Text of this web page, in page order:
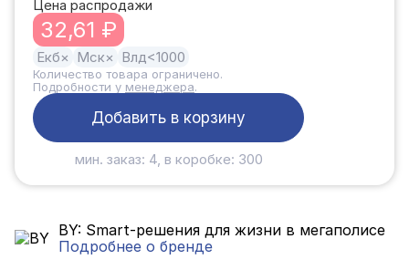
Цена распродажи
32,61 ₽
Екб× Мск× Влд<1000
Количество товара ограничено.
Подробности у менеджера.
Добавить в корзину
мин. заказ: 4, в коробке: 300
BY: Smart-решения для жизни в мегаполисе
Подробнее о бренде